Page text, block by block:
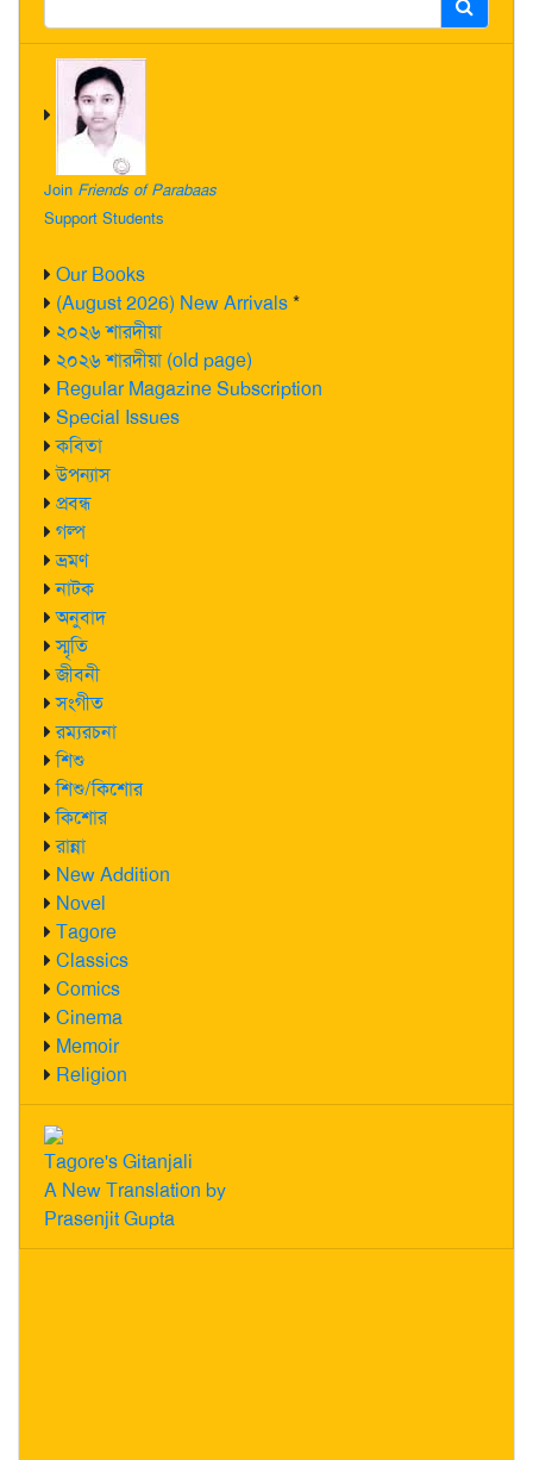
Join Friends of Parabaas
Support Students
Our Books
(August 2026) New Arrivals*
২০২৬ শারদীয়া
২০২৬ শারদীয়া (old page)
Regular Magazine Subscription
Special Issues
কবিতা
উপন্যাস
প্রবন্ধ
গল্প
ভ্রমণ
নাটক
অনুবাদ
স্মৃতি
জীবনী
সংগীত
রম্যরচনা
শিশু
শিশু/কিশোর
কিশোর
রান্না
New Addition
Novel
Tagore
Classics
Comics
Cinema
Memoir
Religion
Tagore's Gitanjali
A New Translation by
Prasenjit Gupta